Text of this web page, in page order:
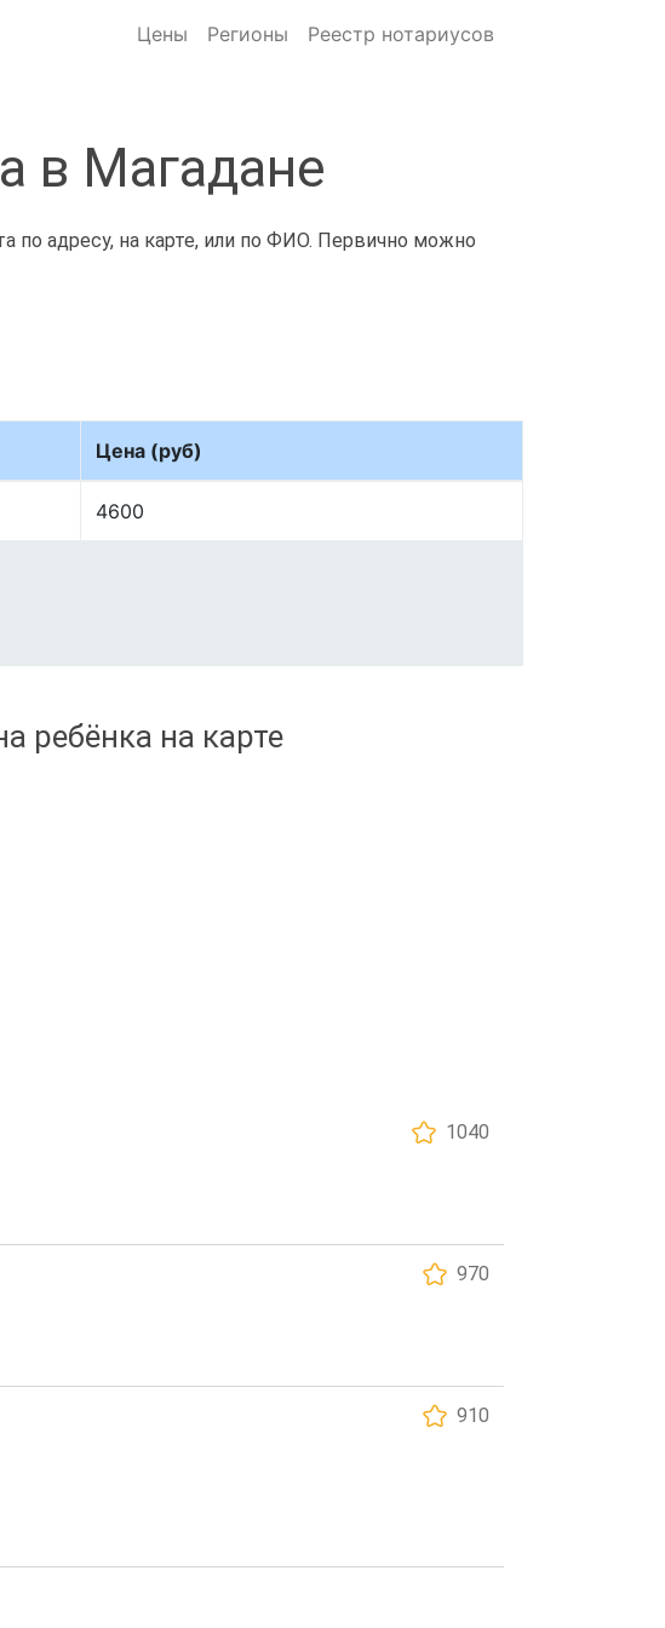
Цены Регионы Реестр нотариусов
в Магадане
по адресу, на карте, или по ФИО. Первично можно
Цена (руб)
4600
ребёнка на карте
1040
970
910